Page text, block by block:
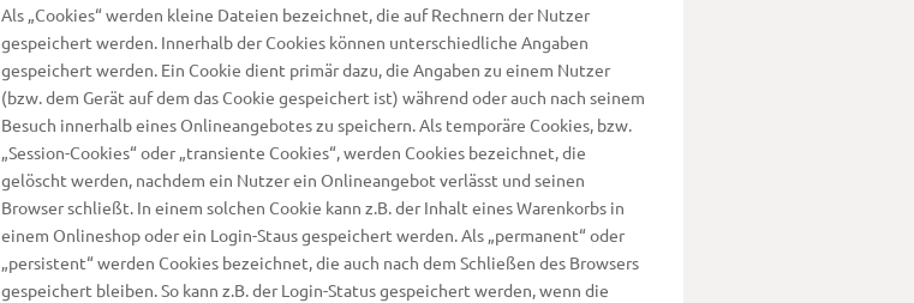
Als „Cookies“ werden kleine Dateien bezeichnet, die auf Rechnern der Nutzer
gespeichert werden. Innerhalb der Cookies können unterschiedliche Angaben
gespeichert werden. Ein Cookie dient primär dazu, die Angaben zu einem Nutzer
(bzw. dem Gerät auf dem das Cookie gespeichert ist) während oder auch nach seinem
Besuch innerhalb eines Onlineangebotes zu speichern. Als temporäre Cookies, bzw.
„Session-Cookies“ oder „transiente Cookies“, werden Cookies bezeichnet, die
gelöscht werden, nachdem ein Nutzer ein Onlineangebot verlässt und seinen
Browser schließt. In einem solchen Cookie kann z.B. der Inhalt eines Warenkorbs in
einem Onlineshop oder ein Login-Staus gespeichert werden. Als „permanent“ oder
„persistent“ werden Cookies bezeichnet, die auch nach dem Schließen des Browsers
gespeichert bleiben. So kann z.B. der Login-Status gespeichert werden, wenn die